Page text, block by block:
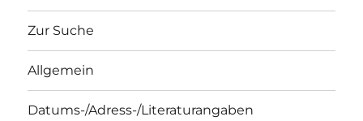
Zur Suche
Allgemein
Datums-/Adress-/Literaturangaben